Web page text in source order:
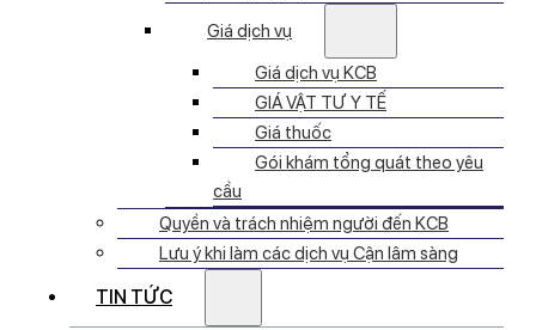
Giá dịch vụ
Giá dịch vụ KCB
GIÁ VẬT TƯ Y TẾ
Giá thuốc
Gói khám tổng quát theo yêu
cầu
Quyền và trách nhiệm người đến KCB
Lưu ý khi làm các dịch vụ Cận lâm sàng
TIN TỨC